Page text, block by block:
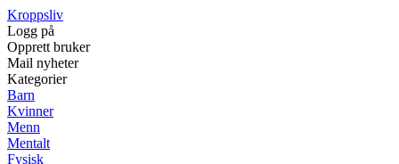
Kroppsliv
Logg på
Opprett bruker
Mail nyheter
Kategorier
Barn
Kvinner
Menn
Mentalt
Fysisk